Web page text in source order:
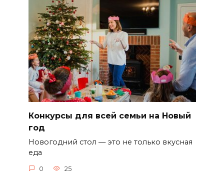
Конкурсы для всей семьи на Новый
год
Новогодний стол — это не только вкусная
еда
0 25